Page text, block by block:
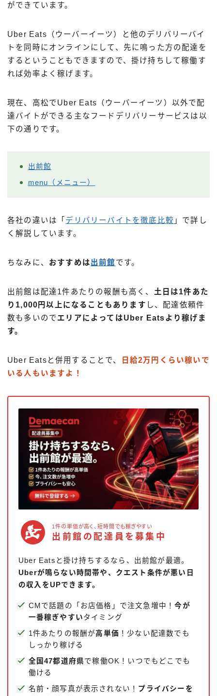
ができています。
Uber Eats（ウーバーイーツ）と他のデリバリーバイ
トを同時にオンラインにして、先に鳴った方の配達を
するということもできますので、掛け持ちして稼働す
れば効率よく稼げます。
現在、高松でUber Eats（ウーバーイーツ）以外で配
達バイトができる主なフードデリバリーサービスは以
下の通りです。
出前館
menu（メニュー）
各社の違いは「 デリバリーバイトを徹底比較 」で詳し
く解説しています。
ちなみに、 おすすめは出前館 です。
出前館は配達1件あたりの報酬も高く、 土日は1件あた
り1,000円以上になることもあります し、配達依頼件
数も多いので エリアによってはUber Eatsより稼げま
す。
Uber Eatsと併用することで、
日給2万円くらい稼いで
いる人もいますよ！
1件の単価が高く、短時間でも稼ぎやすい
出前館の配達員を募集中
Uber Eatsと掛け持ちするなら、出前館が最適。
Uberが鳴らない時間帯や、クエスト条件が悪い日
の収入をUPできます。
CMで話題の「お店価格」で注文急増中！今が
一番稼ぎやすいタイミング
1件あたりの報酬が高単価 ！少ない配達数でも
しっかり稼げる
全国47都道府県で稼働OK！いつでもどこでも
働ける
名前・顔写真が表示されない！ プライバシーを